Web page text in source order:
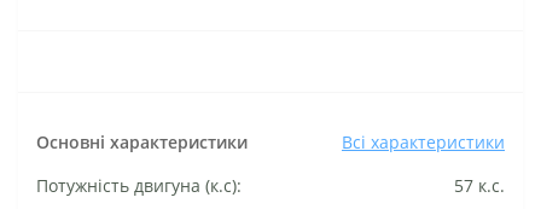
Основні характеристики
Всі характеристики
Потужність двигуна (к.с):
57 к.с.